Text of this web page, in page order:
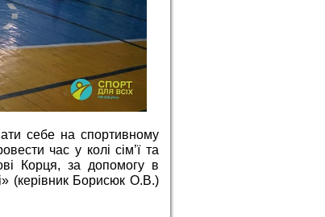
себе на спортивному
час у колі сім’ї та
Корця, за допомогу в
(керівник Борисюк О.В.)